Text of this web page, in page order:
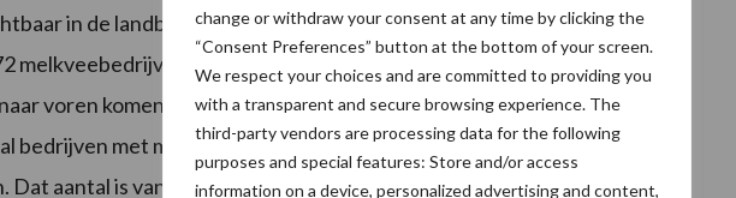
change or withdraw your consent at any time by clicking the
“Consent Preferences” button at the bottom of your screen.
We respect your choices and are committed to providing you
with a transparent and secure browsing experience. The
third-party vendors are processing data for the following
purposes and special features: Store and/or access
information on a device, personalized advertising and content,
in de landbouwtellingscijfers van 2017, want die laten per saldo
melkveebedrijven (1,0%; tabel 1). Het effect van de (vrijwillige)
voren komen in de landbouwtelling van 2018. Om daarvan een
bedrijven met melkkoeien (zie toelichting) dienen waarvan de cijfers
Dat aantal is van 2017 op 2018 met ongeveer 1.000 afgenomen (op